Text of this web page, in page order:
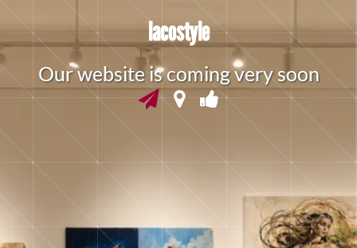
lacostyle
Ourwebsite iscomingverysoon